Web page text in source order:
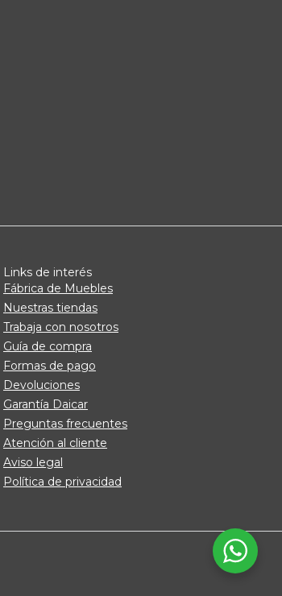
Links de interés
Fábrica de Muebles
Nuestras tiendas
Trabaja con nosotros
Guía de compra
Formas de pago
Devoluciones
Garantía Daicar
Preguntas frecuentes
Atención al cliente
Aviso legal
Política de privacidad